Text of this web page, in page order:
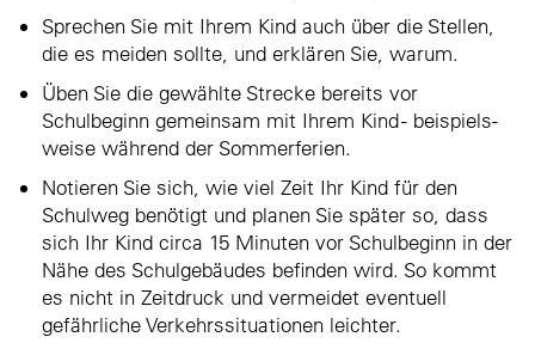
Sprechen Sie mit Ihrem Kind auch über die Stellen,
die es meiden sollte, und erklären Sie, warum.
Üben Sie die gewählte Strecke bereits vor
Schulbeginn gemeinsam mit Ihrem Kind - beispiels­
weise während der Sommerferien.
Notieren Sie sich, wie viel Zeit Ihr Kind für den
Schulweg benötigt und planen Sie später so, dass
sich Ihr Kind circa 15 Minuten vor Schulbeginn in der
Nähe des Schulgebäudes befinden wird. So kommt
es nicht in Zeitdruck und vermeidet eventuell
gefährliche Verkehrssituationen leichter.